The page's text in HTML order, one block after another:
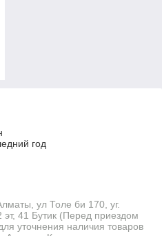
год
ул Толе би 170, уг.
41 Бутик (Перед приездом
уточнения наличия товаров